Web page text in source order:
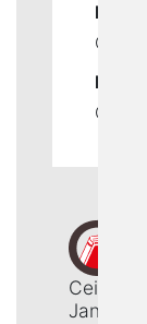
Ceiba, s.
Jana